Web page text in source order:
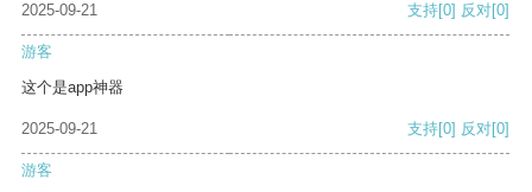
2025-09-21
支持[0] 反对[0]
游客
这个是app神器
2025-09-21 支持[0] 反对[0]
游客